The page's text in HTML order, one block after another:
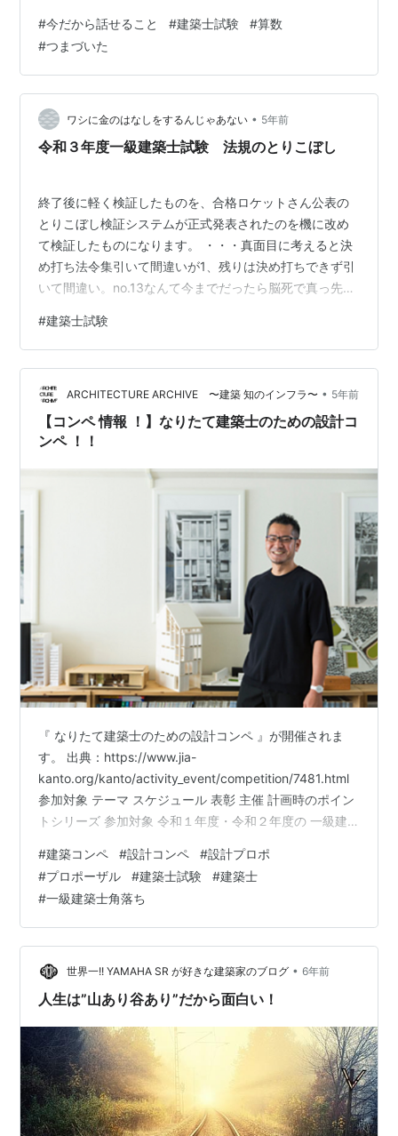
や三角関数などを用いる必要がありました。 でも、現
在…実際には、CADやBIMなどが強い味方ですし、そんな
に複雑な設計をしないワタシにとっては、微積分は学校
を卒業してから使ったことが無いというのが現実。 とい
うかね。 今だから話せることですけど、学生時代から微
積分を理解できていないワタシです。…
#今だから話せること #建築士試験 #算数
#つまづいた
ワシに金のはなしをするんじゃあない • 5年前
令和３年度一級建築士試験 法規のとりこぼし
終了後に軽く検証したものを、合格ロケットさん公表の
とりこぼし検証システムが正式発表されたのを機に改め
て検証したものになります。 ・・・真面目に考えると決
め打ち法令集引いて間違いが1、残りは決め打ちできず引
いて間違い。no.13なんて今までだったら脳死で真っ先に
せておれば・・— MNT@R4一級建築士試験
(@ankipaaaaaaaaan) 2021年7月18日 先人の言葉を勝手
に引用しますが ❝基準法の最低限の基準とはなにか？を
理解しながら、法規の問題３０問を１時間４５分で解き
きって、２５点前後の得点を目指す❞ それを念頭におき
まして…
#建築士試験
ARCHITECTURE ARCHIVE 〜建築 知のインフラ〜 • 5年前
【コンペ 情報 ！】なりたて建築士のための設計コ
ンペ ！！
『 なりたて建築士のための設計コンペ 』が開催されま
す。 出典：https://www.jia-
kanto.org/kanto/activity_event/competition/7481.html
参加対象 テーマ スケジュール 表彰 主催 計画時のポイン
トシリーズ 参加対象 令和１年度・令和２年度の 一級建
は、一級建築士の設計製図試験と同じです。 令和元年
度：美術館の分館 令和２年度：高齢者介護施設 どちらを
選んでもOKです。 スケジュール 登録開始：2021年1月
10日 質疑受付：2021年2月10日 ～ 15日 提出期限：
2021…
#建築コンペ #設計コンペ #設計プロポ
#プロポーザル #建築士試験 #建築士
#一級建築士角落ち
世界一!! YAMAHA SR が好きな建築家のブログ • 6年前
人生は”山あり谷あり”だから面白い！